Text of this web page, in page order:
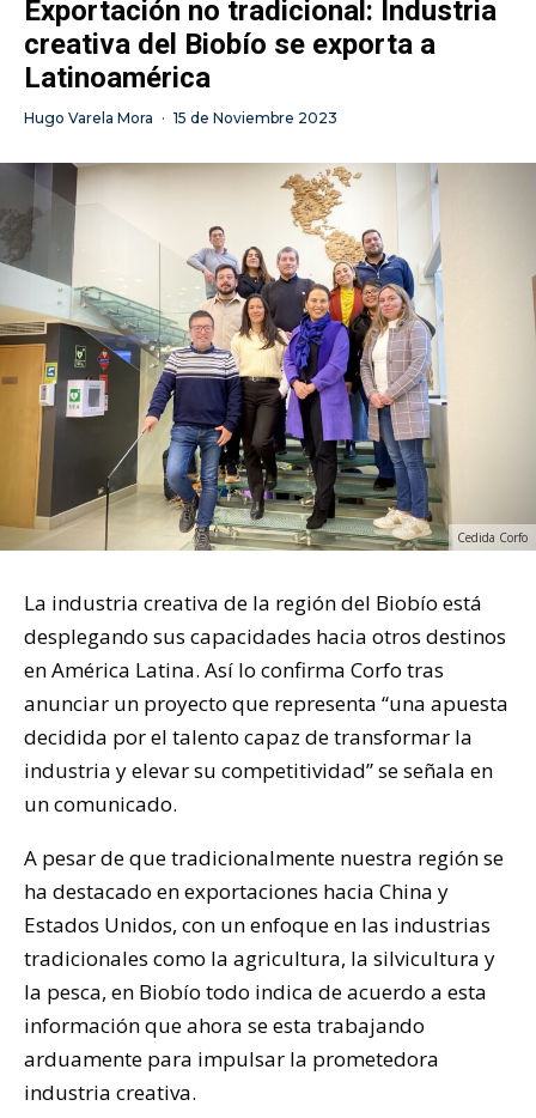
Exportación no tradicional: Industria
creativa del Biobío se exporta a
Latinoamérica
Hugo Varela Mora · 15 de Noviembre 2023
Cedida Corfo
La industria creativa de la región del Biobío está
desplegando sus capacidades hacia otros destinos
en América Latina. Así lo confirma Corfo tras
anunciar un proyecto que representa “una apuesta
decidida por el talento capaz de transformar la
industria y elevar su competitividad” se señala en
un comunicado.
A pesar de que tradicionalmente nuestra región se
ha destacado en exportaciones hacia China y
Estados Unidos, con un enfoque en las industrias
tradicionales como la agricultura, la silvicultura y
la pesca, en Biobío todo indica de acuerdo a esta
información que ahora se esta trabajando
arduamente para impulsar la prometedora
industria creativa.